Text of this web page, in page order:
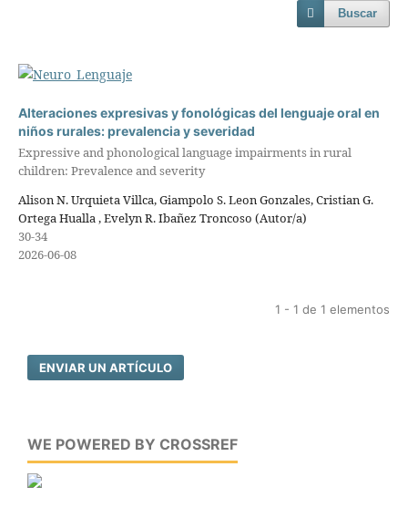
Buscar
Alteraciones expresivas y fonológicas del lenguaje oral en
niños rurales: prevalencia y severidad
Expressive and phonological language impairments in rural
children: Prevalence and severity
Alison N. Urquieta Villca, Giampolo S. Leon Gonzales, Cristian G.
Ortega Hualla , Evelyn R. Ibañez Troncoso (Autor/a)
30-34
2026-06-08
1 - 1 de 1 elementos
ENVIAR UN ARTÍCULO
WE POWERED BY CROSSREF